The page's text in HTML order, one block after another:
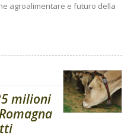
agroalimentare e futuro della
milioni